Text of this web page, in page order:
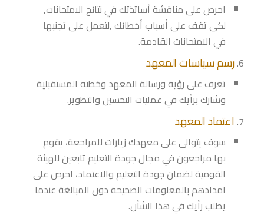
احرص على مناقشة أساتذتك في نتائج الامتحانات,
لكى تقف على أسباب أخطائك ,لتعمل على تجنبها
في الامتحانات القادمة.
رسم سياسات المعهد
تعرف على رؤية ورسالة المعهد وخطته المستقبلية
وشارك برأيك في عمليات التحسين والتطوير.
اعتماد المعهد
سوف يتوالى على معهدك زيارات للمراجعة، يقوم
بها مراجعون في مجال جودة التعليم تابعين للهيئة
القومية لضمان جودة التعليم والاعتماد، احرص على
امدادهم بالمعلومات الصحيحة دون المبالغة عندما
يطلب رأيك في هذا الشأن.